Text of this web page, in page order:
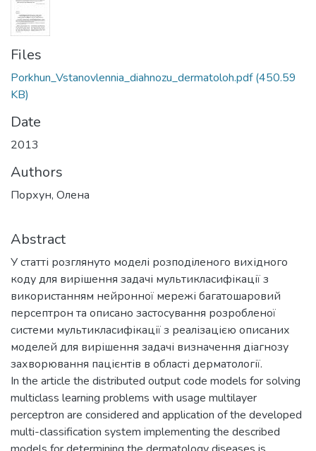
Files
Porkhun_Vstanovlennia_diahnozu_dermatoloh.pdf(450.59
KB)
Date
2013
Authors
Порхун, Олена
Abstract
У статті розглянуто моделі розподіленого вихідного
коду для вирішення задачі мультикласифікації з
використанням нейронної мережі багатошаровий
персептрон та описано застосування розробленої
системи мультикласифікації з реалізацією описаних
моделей для вирішення задачі визначення діагнозу
захворювання пацієнтів в області дерматології.
In the article the distributed output code models for solving
multiclass learning problems with usage multilayer
perceptron are considered and application of the developed
multi-classification system implementing the described